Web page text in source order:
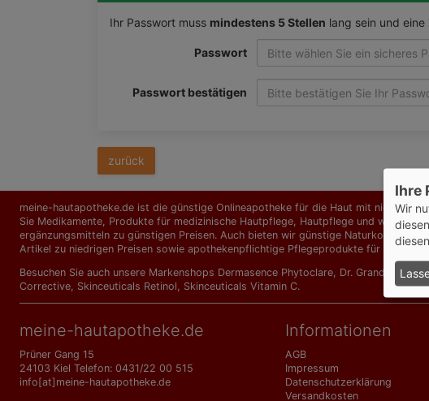
Ihr Passwort muss mindestens 5 Stellen lang sein und eine
Passwort
Passwort bestätigen
zurück
meine-hautapotheke.de ist die günstige Onlineapotheke für die Haut mit niedrigen
Sie Medikamente, Produkte für medizinische Hautpflege, Hautpflege und weitere
ergänzungs­mitteln zu günstigen Preisen. Auch bieten wir günstige Naturkosmetik
Artikel zu niedrigen Preisen sowie apothekenpflichtige Pflegeprodukte für
Besuchen Sie auch unsere Markenshops Dermasence Phytoclare, Dr. Grandel
Corrective, Skinceuticals Retinol, Skinceuticals Vitamin C.
meine-hautapotheke.de
Prüner Gang 15
24103 Kiel Telefon: 0431/22 00 515
info[at]meine-hautapotheke.de
Informationen
AGB
Impressum
Datenschutzerklärung
Versandkosten
Ihre
Wir